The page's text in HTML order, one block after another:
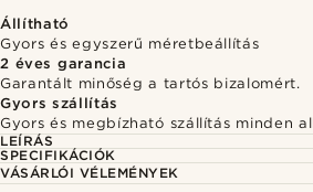
Állítható
Gyors és egyszerű méretbeállítás
2 éves garancia
Garantált minőség a tartós bizalomért.
Gyors szállítás
Gyors és megbízható szállítás minden
LEÍRÁS
SPECIFIKÁCIÓK
VÁSÁRLÓI VÉLEMÉNYEK